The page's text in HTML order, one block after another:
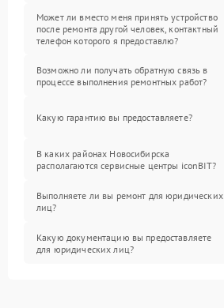
Может ли вместо меня принять устройство
после ремонта другой человек, контактный
телефон которого я предоставлю?
Возможно ли получать обратную связь в
процессе выполнения ремонтных работ?
Какую гарантию вы предоставляете?
В каких районах Новосибирска
располагаются сервисные центры iconBIT?
Выполняете ли вы ремонт для юридических
лиц?
Какую документацию вы предоставляете
для юридических лиц?